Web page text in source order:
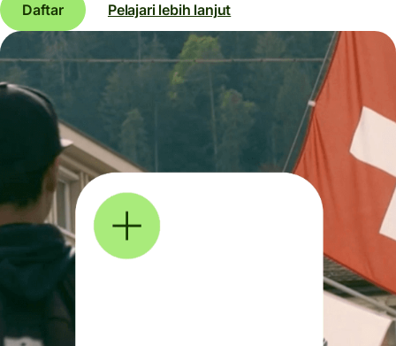
Daftar Pelajari lebih lanjut